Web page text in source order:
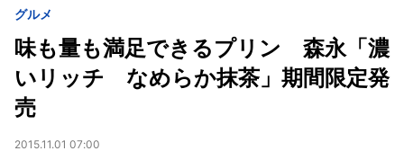
グルメ
味も量も満足できるプリン 森永「濃
いリッチ なめらか抹茶」期間限定発
売
2015.11.01 07:00